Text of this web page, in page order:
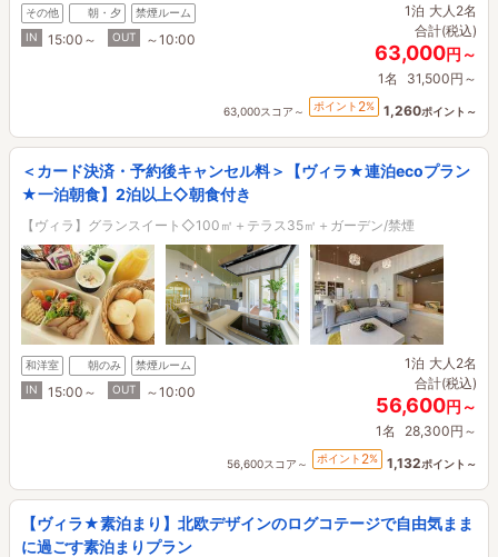
その他 朝・夕
禁煙ルーム
IN
15:00～ OUT ～10:00
1泊 大人2名
合計(税込)
63,000円～
1名 31,500円～
63,000スコア～ ポイント 2% 1,260ポイント～
＜カード決済・予約後キャンセル料＞【ヴィラ★連泊ecoプラン
★一泊朝食】2泊以上◇朝食付き
【ヴィラ】グランスイート◇100㎡＋テラス35㎡＋ガーデン/禁煙
和洋室 朝のみ
禁煙ルーム
IN
15:00～ OUT ～10:00
1泊 大人2名
合計(税込)
56,600円～
1名 28,300円～
56,600スコア～ ポイント 2% 1,132ポイント～
【ヴィラ★素泊まり】北欧デザインのログコテージで自由気まま
に過ごす素泊まりプラン